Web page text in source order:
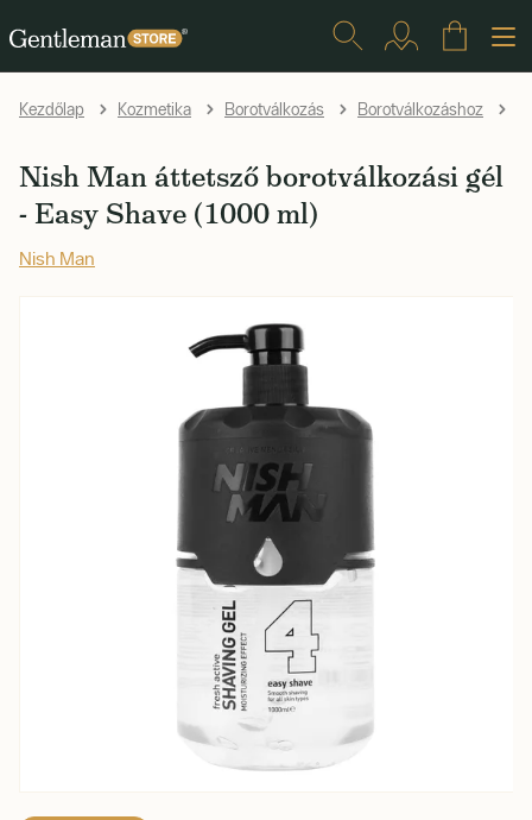
Kezdőlap Kozmetika Borotválkozás Borotválkozáshoz
Nish Man áttetsző borotválkozási gél
- Easy Shave (1000 ml)
Nish Man